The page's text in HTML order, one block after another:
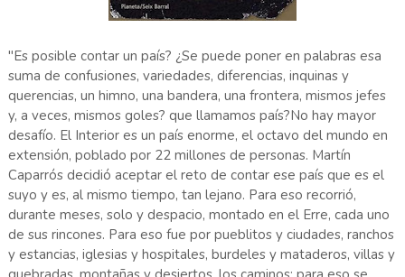
"Es posible contar un país? ¿Se puede poner en palabras esa
suma de confusiones, variedades, diferencias, inquinas y
querencias, un himno, una bandera, una frontera, mismos jefes
y, a veces, mismos goles? que llamamos país?No hay mayor
desafío. El Interior es un país enorme, el octavo del mundo en
extensión, poblado por 22 millones de personas. Martín
Caparrós decidió aceptar el reto de contar ese país que es el
suyo y es, al mismo tiempo, tan lejano. Para eso recorrió,
durante meses, solo y despacio, montado en el Erre, cada uno
de sus rincones. Para eso fue por pueblitos y ciudades, ranchos
y estancias, iglesias y hospitales, burdeles y mataderos, villas y